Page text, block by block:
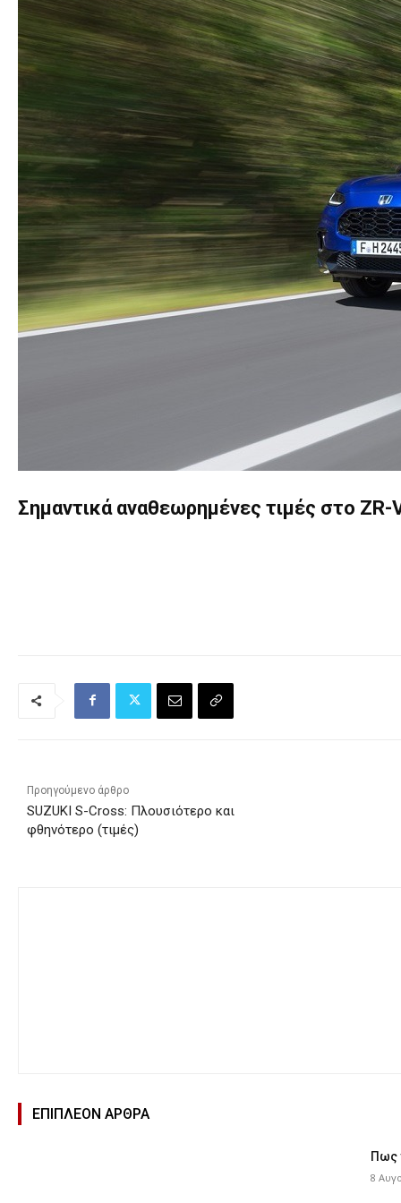
Σημαντικά αναθεωρημένες τιμές στο
Προηγούμενο άρθρο
SUZUKI S-Cross: Πλουσιότερο και
φθηνότερο (τιμές)
ΕΠΙΠΛΕΟΝ ΑΡΘΡΑ
Πως
8